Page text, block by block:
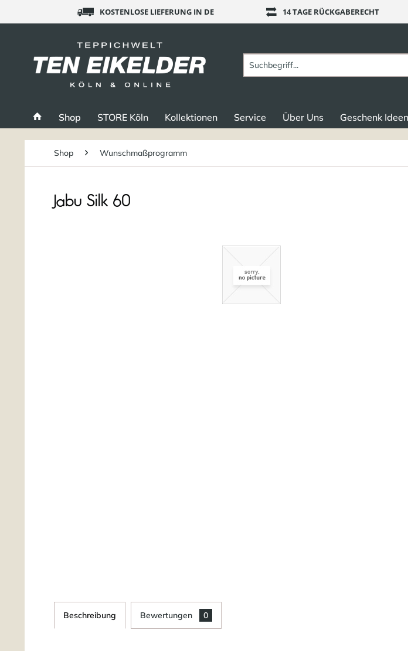
KOSTENLOSE LIEFERUNG IN DE 14 TAGE RÜCKGABERECHT
Shop STORE Köln Kollektionen Service Über Uns Geschenk Ideen
Shop Wunschmaßprogramm
Jabu Silk 60
Beschreibung Bewertungen 0